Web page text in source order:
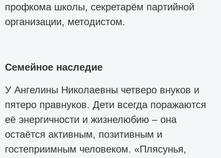
профкома школы, секретарём партийной
организации, методистом.
Семейное наследие
У Ангелины Николаевны четверо внуков и
пятеро правнуков. Дети всегда поражаются
её энергичности и жизнелюбию – она
остаётся активным, позитивным и
гостеприимным человеком. «Плясунья,